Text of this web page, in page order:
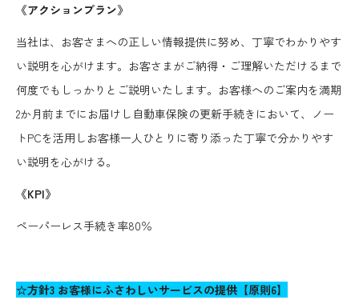
《アクションプラン》
当社は、お客さまへの正しい情報提供に努め、丁寧でわかりやす
い説明を心がけます。お客さまがご納得・ご理解いただけるまで
何度でもしっかりとご説明いたします。お客様へのご案内を満期
2か月前までにお届けし自動車保険の更新手続きにおいて、ノー
トPCを活用しお客様一人ひとりに寄り添った丁寧で分かりやす
い説明を心がける。
《KPI》
ペーパーレス手続き率80％
☆方針3 お客様にふさわしいサービスの提供【原則6】